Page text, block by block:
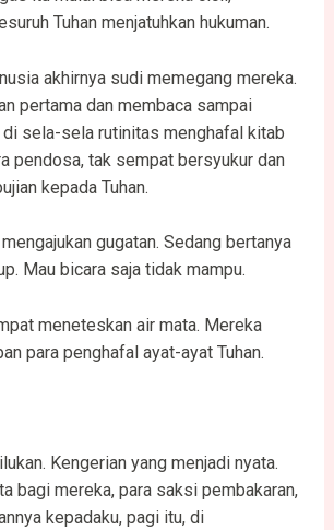
Tuhan menjatuhkan hukuman.
akhirnya sudi memegang mereka.
pertama dan membaca sampai
di sela-sela rutinitas menghafal kitab
pendosa, tak sempat bersyukur dan
kepada Tuhan.
gugatan. Sedang bertanya
Mau bicara saja tidak mampu.
meneteskan air mata. Mereka
para penghafal ayat-ayat Tuhan.
Kengerian yang menjadi nyata.
bagi mereka, para saksi pembakaran,
kepadaku, pagi itu, di